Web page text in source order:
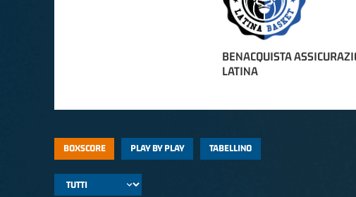
BENACQUISTA
LATINA
BOXSCORE PLAY BY PLAY TABELLINO